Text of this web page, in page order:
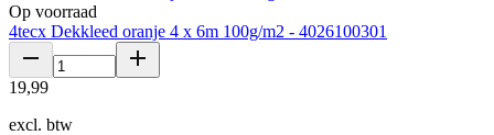
Op voorraad
4tecx Dekkleed oranje 4 x 6m 100g/m2 - 4026100301
19,99
excl. btw